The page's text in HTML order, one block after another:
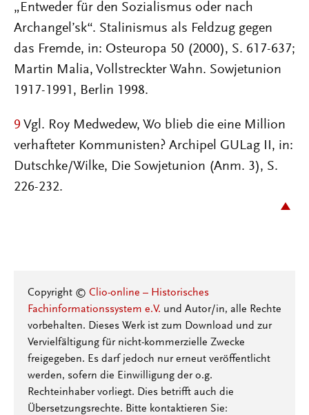
„Entweder für den Sozialismus oder nach
Archangel’sk“. Stalinismus als Feldzug gegen
das Fremde, in: Osteuropa 50 (2000), S. 617-637;
Martin Malia, Vollstreckter Wahn. Sowjetunion
1917-1991, Berlin 1998.
9 Vgl. Roy Medwedew, Wo blieb die eine Million
verhafteter Kommunisten? Archipel GULag II, in:
Dutschke/Wilke, Die Sowjetunion (Anm. 3), S.
226-232.
Copyright © Clio-online – Historisches
Fachinformationssystem e.V. und Autor/in, alle Rechte
vorbehalten. Dieses Werk ist zum Download und zur
Vervielfältigung für nicht-kommerzielle Zwecke
freigegeben. Es darf jedoch nur erneut veröffentlicht
werden, sofern die Einwilligung der o.g.
Rechteinhaber vorliegt. Dies betrifft auch die
Übersetzungsrechte. Bitte kontaktieren Sie: